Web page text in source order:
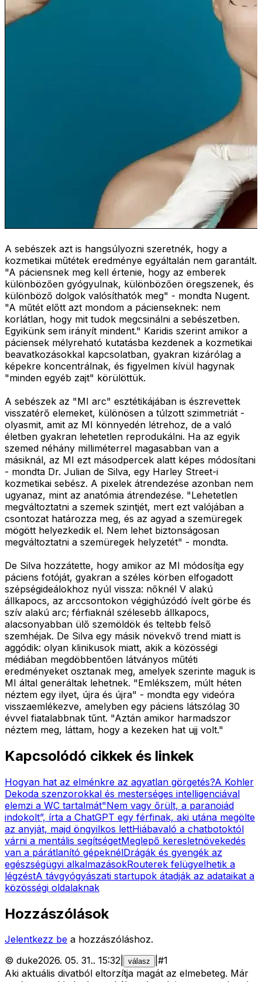
A sebészek azt is hangsúlyozni szeretnék, hogy a
kozmetikai műtétek eredménye egyáltalán nem garantált.
"A páciensnek meg kell értenie, hogy az emberek
különbözően gyógyulnak, különbözően öregszenek, és
különböző dolgok valósíthatók meg" - mondta Nugent.
"A műtét előtt azt mondom a pácienseknek: nem
korlátlan, hogy mit tudok megcsinálni a sebészetben.
Egyikünk sem irányít mindent." Karidis szerint amikor a
páciensek mélyreható kutatásba kezdenek a kozmetikai
beavatkozásokkal kapcsolatban, gyakran kizárólag a
képekre koncentrálnak, és figyelmen kívül hagynak
"minden egyéb zajt" körülöttük.
A sebészek az "MI arc" esztétikájában is észrevettek
visszatérő elemeket, különösen a túlzott szimmetriát -
olyasmit, amit az MI könnyedén létrehoz, de a való
életben gyakran lehetetlen reprodukálni. Ha az egyik
szemed néhány milliméterrel magasabban van a
másiknál, az MI ezt másodpercek alatt képes módosítani
- mondta Dr. Julian de Silva, egy Harley Street-i
kozmetikai sebész. A pixelek átrendezése azonban nem
ugyanaz, mint az anatómia átrendezése. "Lehetetlen
megváltoztatni a szemek szintjét, mert ezt valójában a
csontozat határozza meg, és az agyad a szemüregek
mögött helyezkedik el. Nem lehet biztonságosan
megváltoztatni a szemüregek helyzetét" - mondta.
De Silva hozzátette, hogy amikor az MI módosítja egy
páciens fotóját, gyakran a széles körben elfogadott
szépségideálokhoz nyúl vissza: nőknél V alakú
állkapocs, az arccsontokon végighúzódó ívelt görbe és
szív alakú arc; férfiaknál szélesebb állkapocs,
alacsonyabban ülő szemöldök és teltebb felső
szemhéjak. De Silva egy másik növekvő trend miatt is
aggódik: olyan klinikusok miatt, akik a közösségi
médiában megdöbbentően látványos műtéti
eredményeket osztanak meg, amelyek szerinte maguk is
MI által generáltak lehetnek. "Emlékszem, múlt héten
néztem egy ilyet, újra és újra" - mondta egy videóra
visszaemlékezve, amelyben egy páciens látszólag 30
évvel fiatalabbnak tűnt. "Aztán amikor harmadszor
néztem meg, láttam, hogy a kezeken hat ujj volt."
Kapcsolódó cikkek és linkek
Hogyan hat az elménkre az agyatlan görgetés?A Kohler
Dekoda szenzorokkal és mesterséges intelligenciával
elemzi a WC tartalmát"Nem vagy őrült, a paranoiád
indokolt”, írta a ChatGPT egy férfinak, aki utána megölte
az anyját, majd öngyilkos lettHiábavaló a chatbotoktól
várni a mentális segítségetMeglepő keresletnövekedés
van a párátlanító gépeknélDrágák és gyengék az
egészségügyi alkalmazásokRouterek felügyelhetik a
légzéstA távgyógyászati startupok átadják az adataikat a
közösségi oldalaknak
Hozzászólások
Jelentkezz be a hozzászóláshoz.
© duke2026. 05. 31.. 15:32 válasz #1
Aki aktuális divatból eltorzítja magát az elmebeteg. Már